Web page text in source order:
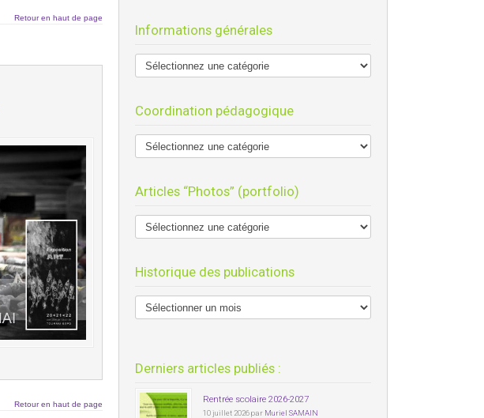
Retour en haut de page
Retour en haut de page
Informations générales
Coordination pédagogique
Articles “Photos” (portfolio)
Historique des publications
Derniers articles publiés :
Rentrée scolaire 2026-2027
10 juillet 2026 par Muriel SAMAIN